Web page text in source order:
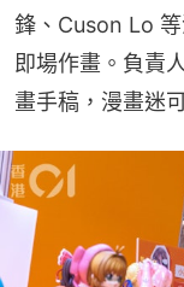
鋒、Cuson Lo
即場作畫。負責
畫手稿，漫畫迷